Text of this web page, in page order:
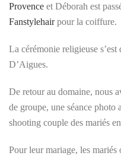
Provence et Déborah est
Fanstylehairpour la coiffure.
La cérémonie religieuse
D’Aigues.
De retour au domaine, nous
de groupe, une séance photo
shooting couple des mariés
Pour leur mariage, les mariés